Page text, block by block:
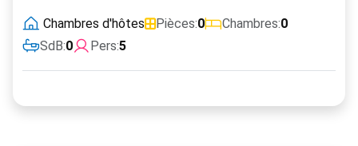
Chambres d'hôtes Pièces:0 Chambres:0
SdB:0 Pers:5